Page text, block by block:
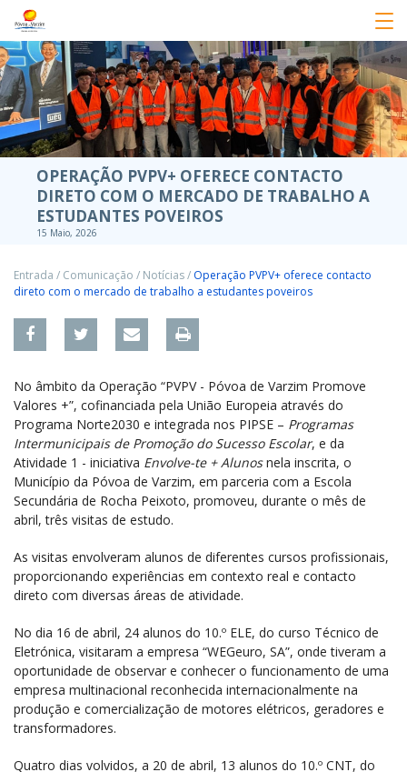
OPERAÇÃO PVPV+ OFERECE CONTACTO
DIRETO COM O MERCADO DE TRABALHO A
ESTUDANTES POVEIROS
15 Maio, 2026
Entrada / Comunicação / Notícias/ Operação PVPV+ oferece contacto
direto com o mercado de trabalho a estudantes poveiros
No âmbito da Operação “PVPV - Póvoa de Varzim Promove
Valores +”, cofinanciada pela União Europeia através do
Programa Norte2030 e integrada nos PIPSE – Programas
Intermunicipais de Promoção do Sucesso Escolar, e da
Atividade 1 - iniciativa Envolve-te + Alunosnela inscrita, o
Município da Póvoa de Varzim, em parceria com a Escola
Secundária de Rocha Peixoto, promoveu, durante o mês de
abril, três visitas de estudo.
As visitas envolveram alunos de diferentes cursos profissionais,
proporcionando experiências em contexto real e contacto
direto com diversas áreas de atividade.
No dia 16 de abril, 24 alunos do 10.º ELE, do curso Técnico de
Eletrónica, visitaram a empresa “WEGeuro, SA”, onde tiveram a
oportunidade de observar e conhecer o funcionamento de uma
empresa multinacional reconhecida internacionalmente na
produção e comercialização de motores elétricos, geradores e
transformadores.
Quatro dias volvidos, a 20 de abril, 13 alunos do 10.º CNT, do